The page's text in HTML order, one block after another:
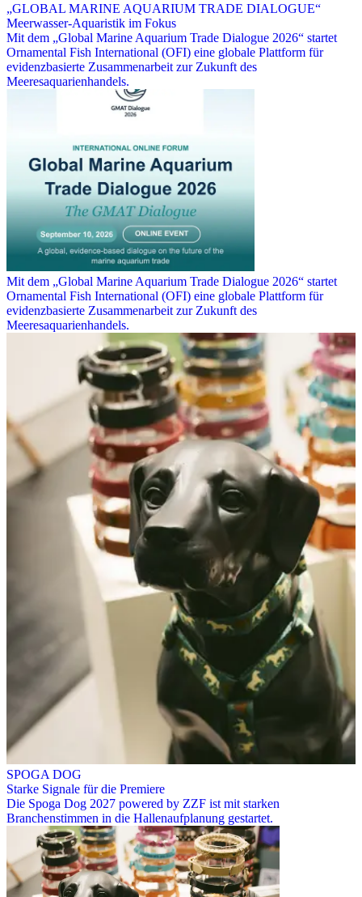
„GLOBAL MARINE AQUARIUM TRADE DIALOGUE“
Meerwasser-Aquaristik im Fokus
Mit dem „Global Marine Aquarium Trade Dialogue 2026“ startet
Ornamental Fish International (OFI) eine globale Plattform für
evidenzbasierte Zusammenarbeit zur Zukunft des
Meeresaquarienhandels.
Mit dem „Global Marine Aquarium Trade Dialogue 2026“ startet
Ornamental Fish International (OFI) eine globale Plattform für
evidenzbasierte Zusammenarbeit zur Zukunft des
Meeresaquarienhandels.
SPOGA DOG
Starke Signale für die Premiere
Die Spoga Dog 2027 powered by ZZF ist mit starken
Branchenstimmen in die Hallenaufplanung gestartet.